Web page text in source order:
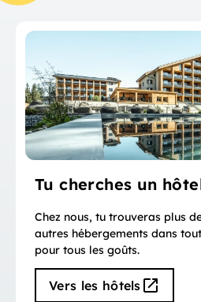
Tu cherches un
Chez nous, tu trouveras plus
autres hébergements dans
pour tous les goûts.
Vers les hôtels